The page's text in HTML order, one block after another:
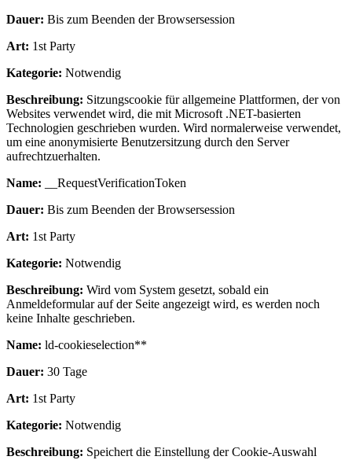
Dauer: Bis zum Beenden der Browsersession
Art: 1st Party
Kategorie: Notwendig
Beschreibung: Sitzungscookie für allgemeine Plattformen, der von
Websites verwendet wird, die mit Microsoft .NET-basierten
Technologien geschrieben wurden. Wird normalerweise verwendet,
um eine anonymisierte Benutzersitzung durch den Server
aufrechtzuerhalten.
Name: __RequestVerificationToken
Dauer: Bis zum Beenden der Browsersession
Art: 1st Party
Kategorie: Notwendig
Beschreibung: Wird vom System gesetzt, sobald ein
Anmeldeformular auf der Seite angezeigt wird, es werden noch
keine Inhalte geschrieben.
Name: ld-cookieselection**
Dauer: 30 Tage
Art: 1st Party
Kategorie: Notwendig
Beschreibung: Speichert die Einstellung der Cookie-Auswahl